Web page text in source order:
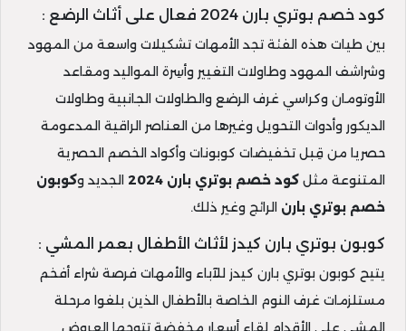
كود خصم بوتري بارن 2024 فعال على أثاث الرضع :
بين طيات هذه الفئة تجد الأمهات تشكيلات واسعة من المهود
وشراشف المهود وطاولات التغيير وأسِرة المواليد ومقاعد
الأوتومان وكراسي غرف الرضع والطاولات الجانبية وطاولات
الديكور وأدوات التحويل وغيرها من العناصر الراقية المدعومة
حصريا من قِبل تخفيضات كوبونات وأكواد الخصم الحصرية
المتنوعة مثل كود خصم بوتري بارن 2024 الجديد وكوبون
خصم بوتري بارن الرائج وغير ذلك.
كوبون بوتري بارن كيدز لأثاث الأطفال بعمر المشي :
يتيح كوبون بوتري بارن كيدز للآباء والأمهات فرصة شراء أفخم
مستلزمات غرف النوم الخاصة بالأطفال الذين بلغوا مرحلة
المشي على الأقدام لقاء أسعار مخفضة تتوجها العروض